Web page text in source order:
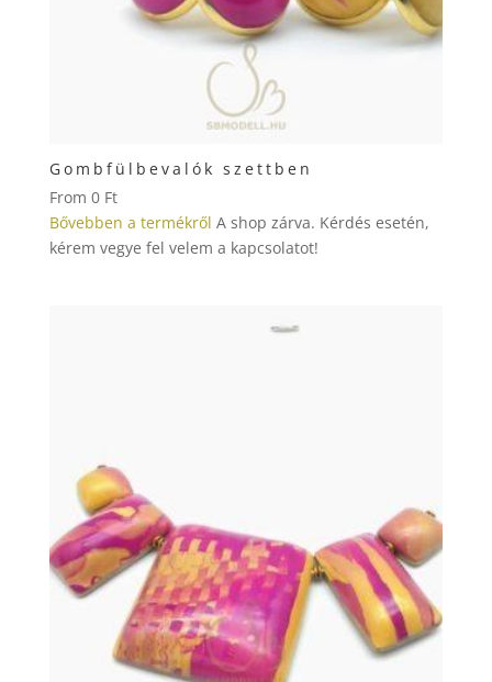
Gombfülbevalók szettben
From 0 Ft
Bővebben a termékről A shop zárva. Kérdés esetén,
kérem vegye fel velem a kapcsolatot!